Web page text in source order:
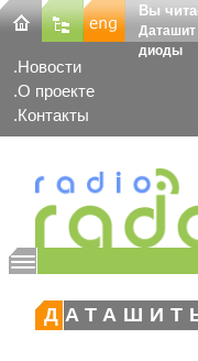
Вы
Даташит
диоды
Новости
О проекте
Контакты